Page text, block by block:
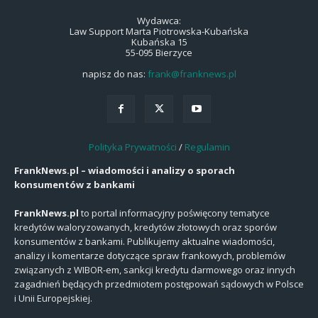
Wydawca:
Law Support Marta Piotrowska-Kubańska
Kubańska 15
55-095 Bierzyce
napisz do nas: frank@franknews.pl
Polityka Prywatności / Regulamin
FrankNews.pl – wiadomości i analizy o sporach
konsumentów z bankami
FrankNews.pl to portal informacyjny poświęcony tematyce
kredytów waloryzowanych, kredytów złotowych oraz sporów
konsumentów z bankami. Publikujemy aktualne wiadomości,
analizy i komentarze dotyczące spraw frankowych, problemów
związanych z WIBOR-em, sankcji kredytu darmowego oraz innych
zagadnień będących przedmiotem postępowań sądowych w Polsce
i Unii Europejskiej.